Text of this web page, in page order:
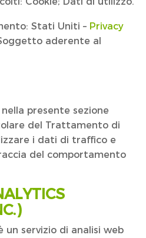
Stati Uniti – Privacy
aderente al
presente sezione
del Trattamento di
i dati di traffico e
del comportamento
un servizio di analisi web